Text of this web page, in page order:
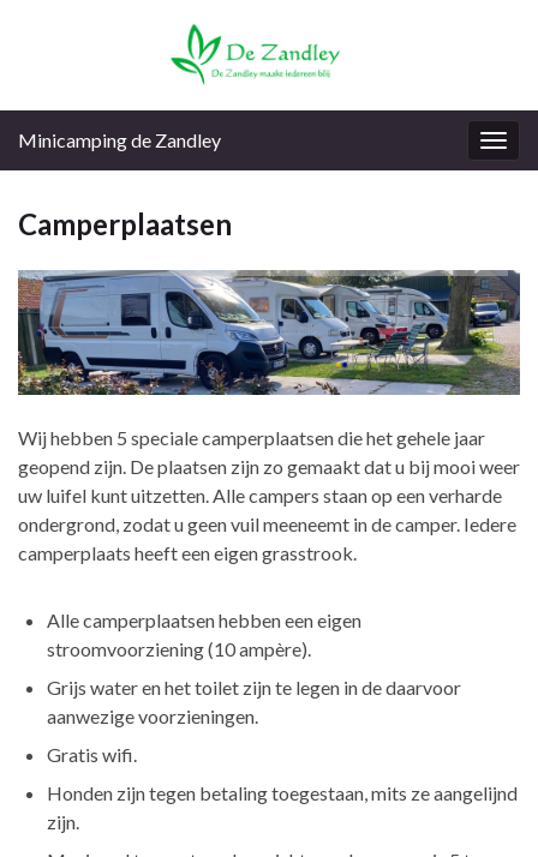
Minicamping de Zandley
Camperplaatsen
Wij hebben 5 speciale camperplaatsen die het gehele jaar
geopend zijn. De plaatsen zijn zo gemaakt dat u bij mooi weer
uw luifel kunt uitzetten. Alle campers staan op een verharde
ondergrond, zodat u geen vuil meeneemt in de camper. Iedere
camperplaats heeft een eigen grasstrook.
Alle camperplaatsen hebben een eigen
stroomvoorziening (10 ampère).
Grijs water en het toilet zijn te legen in de daarvoor
aanwezige voorzieningen.
Gratis wifi.
Honden zijn tegen betaling toegestaan, mits ze aangelijnd
zijn.